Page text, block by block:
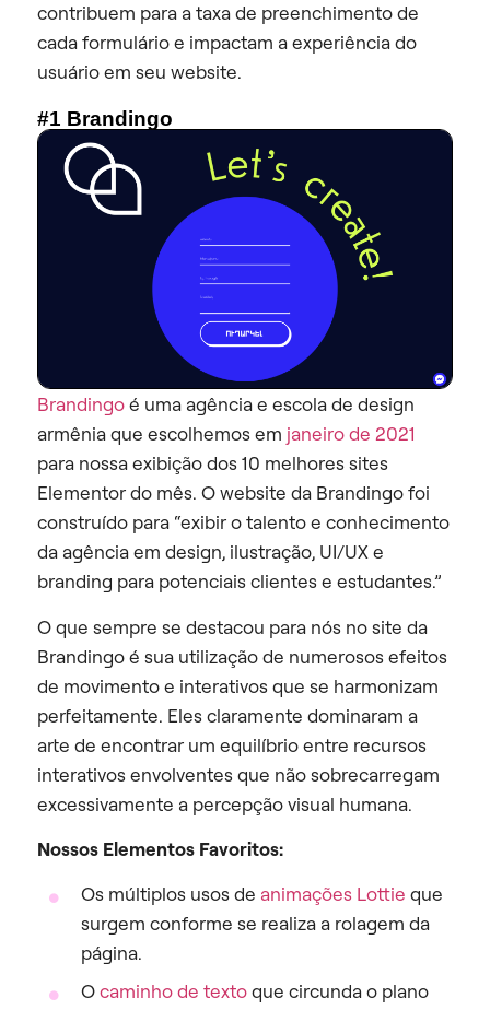
contribuem para a taxa de preenchimento de
cada formulário e impactam a experiência do
usuário em seu website.
#1 Brandingo
Brandingoé uma agência e escola de design
armênia que escolhemos em janeiro de 2021
para nossa exibição dos 10 melhores sites
Elementor do mês. O website da Brandingo foi
construído para “exibir o talento e conhecimento
da agência em design, ilustração, UI/UX e
branding para potenciais clientes e estudantes.”
O que sempre se destacou para nós no site da
Brandingo é sua utilização de numerosos efeitos
de movimento e interativos que se harmonizam
perfeitamente. Eles claramente dominaram a
arte de encontrar um equilíbrio entre recursos
interativos envolventes que não sobrecarregam
excessivamente a percepção visual humana.
Nossos Elementos Favoritos:
Os múltiplos usos de animações Lottie que
surgem conforme se realiza a rolagem da
página.
Ocaminho de textoque circunda o plano